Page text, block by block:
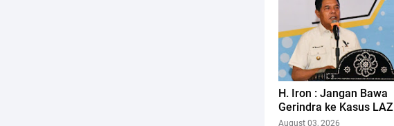
H. Iron : Jangan Bawa
Gerindra ke Kasus LAZ
August 03, 2026